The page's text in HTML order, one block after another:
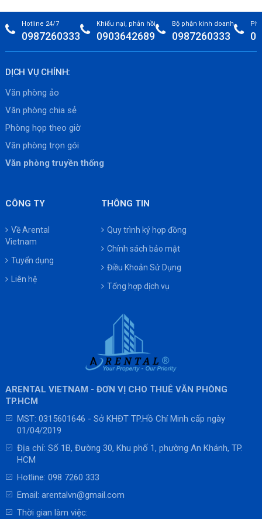
Hotline 24/7
0987260333
Khiếu nại, phản hồi
0903642689
Bộ phận kinh doanh
0987260333
DỊCH VỤ CHÍNH:
Văn phòng ảo
Văn phòng chia sẻ
Phòng họp theo giờ
Văn phòng trọn gói
Văn phòng truyền thống
CÔNG TY
Về Arental
Vietnam
Tuyển dụng
Liên hệ
THÔNG TIN
Quy trình ký hợp đồng
Chính sách bảo mật
Điều Khoản Sử Dụng
Tổng hợp dịch vụ
ARENTAL VIETNAM - ĐƠN VỊ CHO THUÊ VĂN PHÒNG
TP.HCM
MST: 0315601646 - Sở KHĐT TP.Hồ Chí Minh cấp ngày
01/04/2019
Địa chỉ: Số 1B, Đường 30, Khu phố 1, phường An Khánh, TP.
HCM
Hotline: 098 7260 333
Email: arentalvn@gmail.com
Thời gian làm việc: